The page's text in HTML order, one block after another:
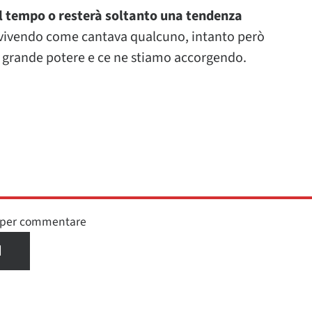
tempo o resterà soltanto una tendenza
come cantava qualcuno, intanto però
potere e ce ne stiamo accorgendo.
commentare